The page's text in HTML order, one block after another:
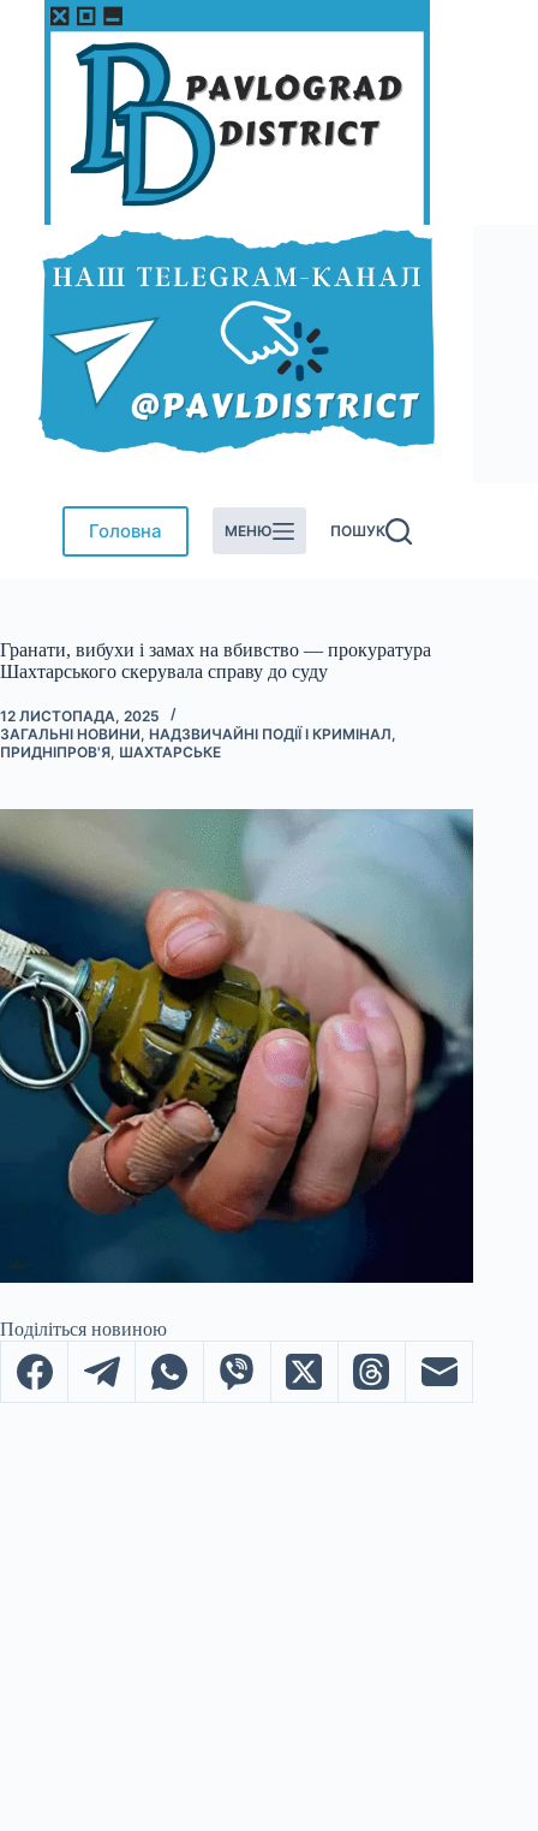
Перейти
Головна МЕНЮ ПОШУК
Гранати, вибухи і замах на вбивство — прокуратура
Шахтарського скерувала справу до суду
12 ЛИСТОПАДА, 2025
ЗАГАЛЬНІ НОВИНИ, НАДЗВИЧАЙНІ ПОДІЇ І КРИМІНАЛ,
ПРИДНІПРОВ'Я, ШАХТАРСЬКЕ
Поділіться новиною